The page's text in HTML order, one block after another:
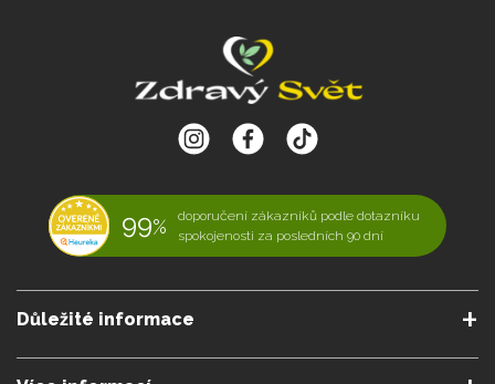
99%
doporučení zákazníků podle dotazníku
spokojenosti za posledních 90 dní
Důležité informace